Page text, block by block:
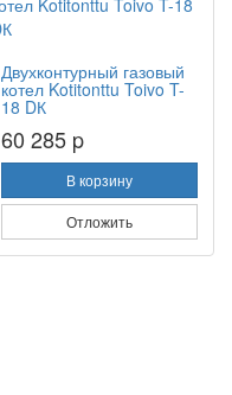
Двухконтурный газовый
котел Kotitonttu Toivo T-
18 DК
60 285 p
В корзину
Отложить